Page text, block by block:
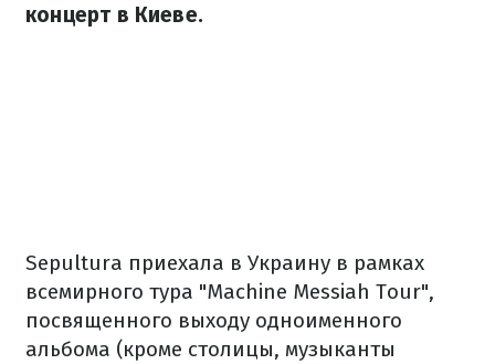
концерт в Киеве.
Sepultura приехала в Украину в рамках
всемирного тура "Machine Messiah Tour",
посвященного выходу одноименного
альбома (кроме столицы, музыканты